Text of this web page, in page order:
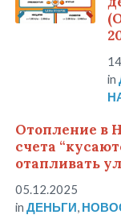
in
Отопление в
счета
отапливать
05.12.2025
inДЕНЬГИ,